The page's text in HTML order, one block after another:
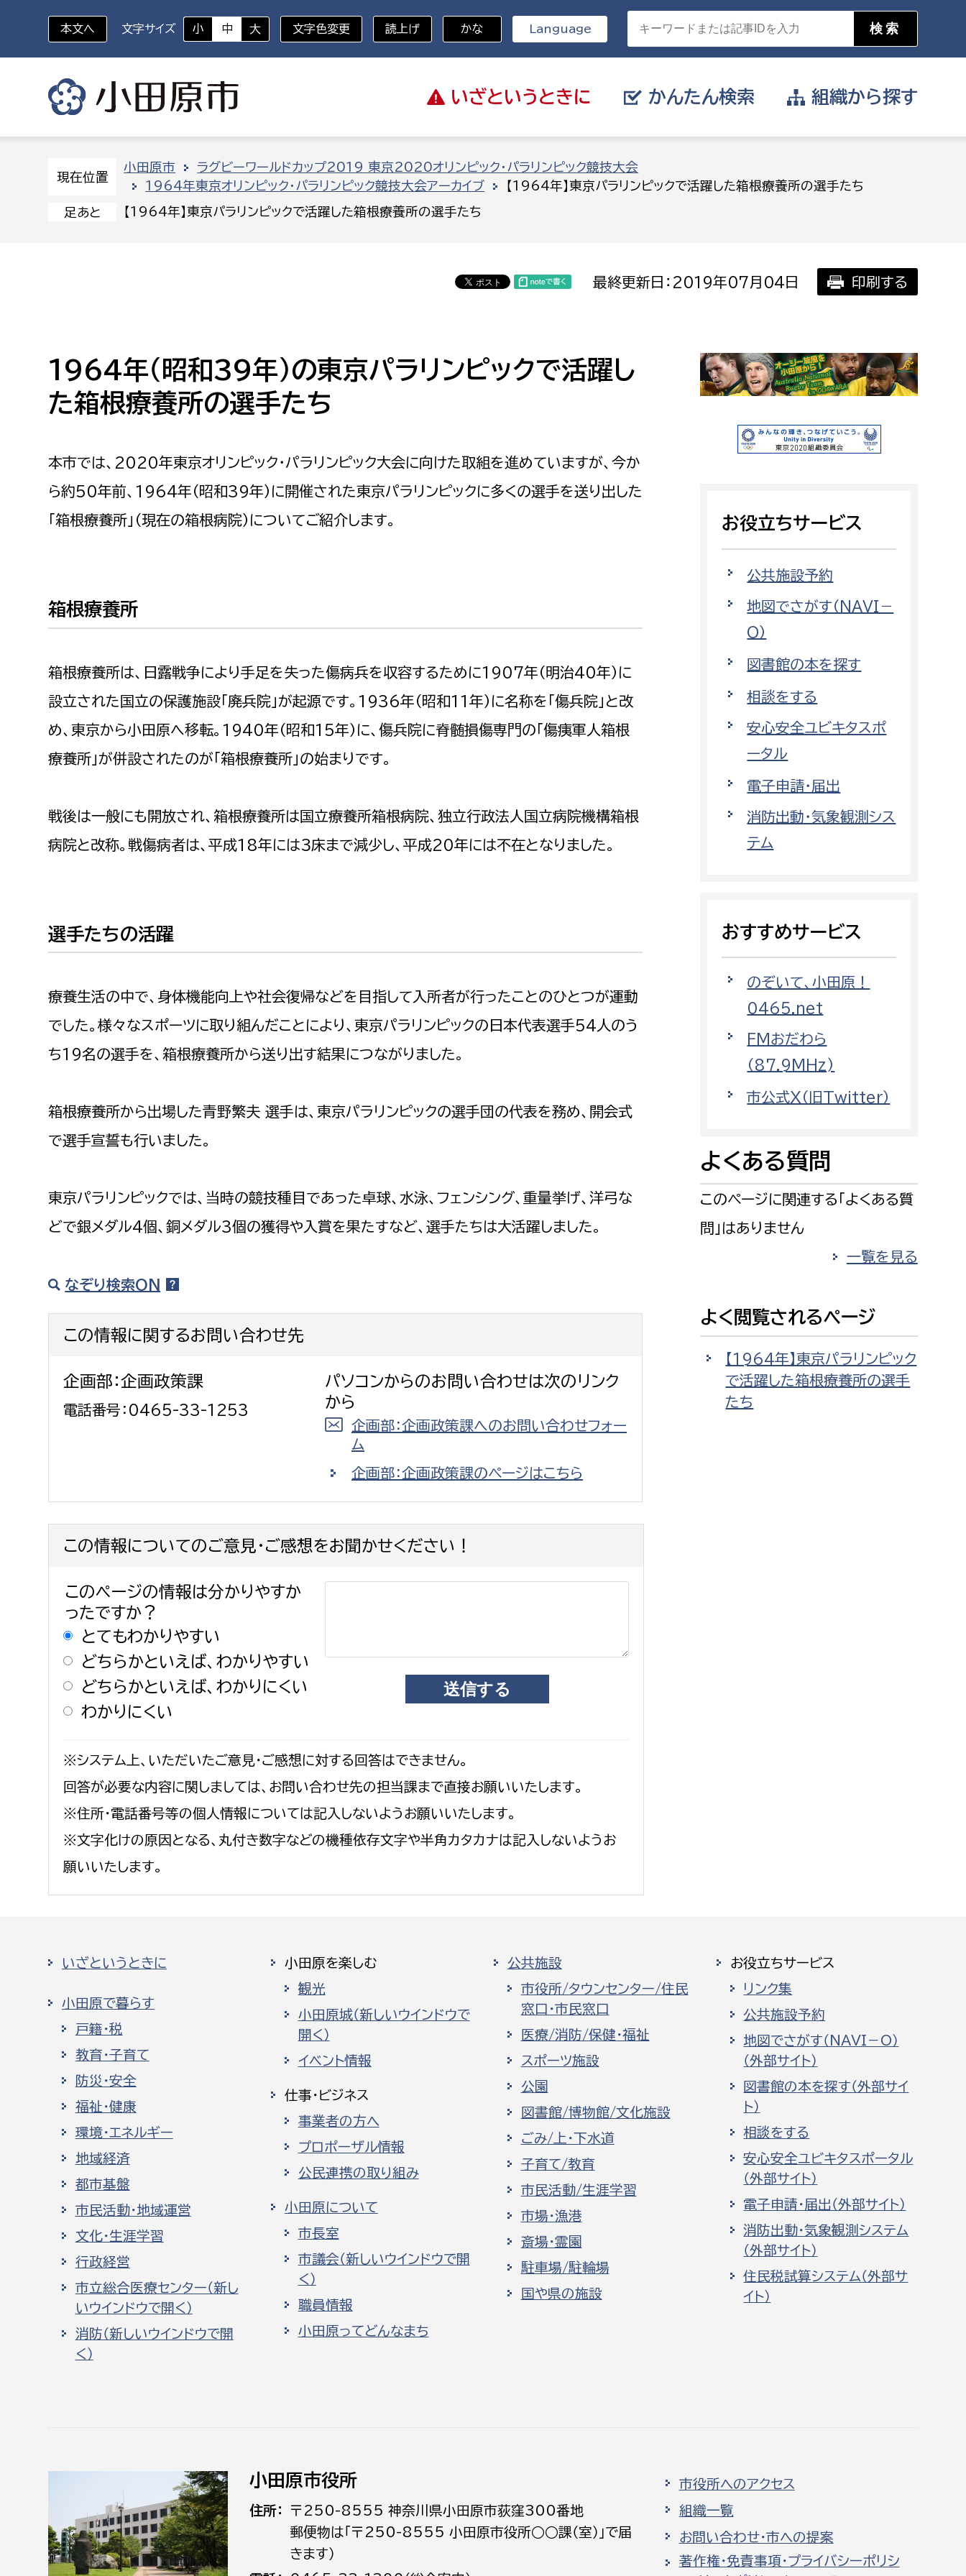
いざと いうときに
いざというときに
休日救急外来 防災・ハザードマップ
かんたん検索
対象者を選択
新生児・乳幼児
若者
高齢者
労働者
求職者
ペット
分野を選択
戸籍
福祉・健康
地域経済
行政経営
観光
病院
証明書がほしい
支払いをしたい
働きたい
イベント・講座などに参加したい
組織から探す
組織から探す
財産管理課
市民税課
地域政策課
地域安全課
人権・男女共同参画課
防災対策課
文化政策課
生涯学習課
環境部
環境事業センター
福祉健康部
生活援護課
高齢介護課
障がい福祉課
保険課
子ども若者支援課
保育課
観光課
農政課
水産海浜課
都市政策課
地域交通課
建築指導課
開発審査課
建設部
建設政策課
道水路整備課
みどり公園課
会計管理者
出納室
市立総合医療センター
患者サポートセンター
消防
消防総務課
救急課
情報司令課
消防課
警防第1課
警防第2課
経営総務課
浄水管理課
教育総務課
選挙管理委員会事務局
監査事務局
監査事務局
農業委員会事務局
議会局
本文へ 文字サイズ 小 中 大 文字色変更 読上げ かな Language
現在位置
小田原市
ラグビーワールドカップ2019 東京2020オリンピック・パラリンピック競技大会
1964年東京オリンピック・パラリンピック競技大会アーカイブ
【1964年】東京パラリンピックで活躍した箱根療養所の選手たち
足あと 【1964年】東京パラリンピックで活躍した箱根療養所の選手たち
最終更新日：2019年07月04日 印刷する
1964年（昭和39年）の東京パラリンピックで活躍し
た箱根療養所の選手たち
本市では、2020年東京オリンピック・パラリンピック大会に向けた取組を進めていますが、今か
ら約50年前、1964年（昭和39年）に開催された東京パラリンピックに多くの選手を送り出した
「箱根療養所」（現在の箱根病院）についてご紹介します。
箱根療養所
箱根療養所は、日露戦争により手足を失った傷病兵を収容するために1907年（明治40年）に
設立された国立の保護施設「廃兵院」が起源です。1936年（昭和11年）に名称を「傷兵院」と改
め、東京から小田原へ移転。1940年（昭和15年）に、傷兵院に脊髄損傷専門の「傷痍軍人箱根
療養所」が併設されたのが「箱根療養所」の始まりです。
戦後は一般にも開放され、箱根療養所は国立療養所箱根病院、独立行政法人国立病院機構箱根
病院と改称。戦傷病者は、平成18年には３床まで減少し、平成20年には不在となりました。
選手たちの活躍
療養生活の中で、身体機能向上や社会復帰などを目指して入所者が行ったことのひとつが運動
でした。様々なスポーツに取り組んだことにより、東京パラリンピックの日本代表選手54人のう
ち19名の選手を、箱根療養所から送り出す結果につながりました。
箱根療養所から出場した青野繁夫 選手は、東京パラリンピックの選手団の代表を務め、開会式
で選手宣誓も行いました。
東京パラリンピックでは、当時の競技種目であった卓球、水泳、フェンシング、重量挙げ、洋弓な
どで銀メダル4個、銅メダル3個の獲得や入賞を果たすなど、選手たちは大活躍しました。
なぞり検索ON
この情報に関するお問い合わせ先
企画部：企画政策課
電話番号：0465-33-1253
パソコンからのお問い合わせは次のリンク
から
企画部：企画政策課へのお問い合わせフォー
ム
企画部：企画政策課のページはこちら
この情報についてのご意見・ご感想をお聞かせください！
このページの情報は分かりやすか
ったですか？
とてもわかりやすい
どちらかといえば、わかりやすい
どちらかといえば、わかりにくい
わかりにくい
※システム上、いただいたご意見・ご感想に対する回答はできません。
回答が必要な内容に関しましては、お問い合わせ先の担当課まで直接お願いいたします。
※住所・電話番号等の個人情報については記入しないようお願いいたします。
※文字化けの原因となる、丸付き数字などの機種依存文字や半角カタカナは記入しないようお
願いいたします。
お役立ちサービス
公共施設予約
地図でさがす（NAVI－
O）
図書館の本を探す
相談をする
安心安全ユビキタスポ
ータル
電子申請・届出
消防出動・気象観測シス
テム
おすすめサービス
のぞいて、小田原！
0465.net
FMおだわら
（87.9MHz)
市公式X（旧Twitter）
よくある質問
このページに関連する「よくある質
問」はありません
一覧を見る
よく閲覧されるページ
【1964年】東京パラリンピック
で活躍した箱根療養所の選手
たち
いざというときに
小田原で暮らす
戸籍・税
教育・子育て
防災・安全
福祉・健康
環境・エネルギー
地域経済
都市基盤
市民活動・地域運営
文化・生涯学習
行政経営
市立総合医療センター（新し
いウインドウで開く）
消防（新しいウインドウで開
く）
小田原を楽しむ
観光
小田原城（新しいウインドウで
開く）
イベント情報
仕事・ビジネス
事業者の方へ
プロポーザル情報
公民連携の取り組み
小田原について
市長室
市議会（新しいウインドウで開
く）
職員情報
小田原ってどんなまち
公共施設
市役所/タウンセンター/住民
窓口・市民窓口
医療/消防/保健・福祉
スポーツ施設
公園
図書館/博物館/文化施設
ごみ/上・下水道
子育て/教育
市民活動/生涯学習
市場・漁港
斎場・霊園
駐車場/駐輪場
国や県の施設
お役立ちサービス
リンク集
公共施設予約
地図でさがす（NAVI－O）
（外部サイト）
図書館の本を探す（外部サイ
ト）
相談をする
安心安全ユビキタスポータル
（外部サイト）
電子申請・届出（外部サイト）
消防出動・気象観測システム
（外部サイト）
住民税試算システム（外部サ
イト）
小田原市役所
住所
〒250-8555 神奈川県小田原市荻窪300番地
郵便物は「〒250-8555 小田原市役所○○課（室）」で届
きます）
市役所へのアクセス
組織一覧
お問い合わせ・市への提案
著作権・免責事項・プライバシーポリシ